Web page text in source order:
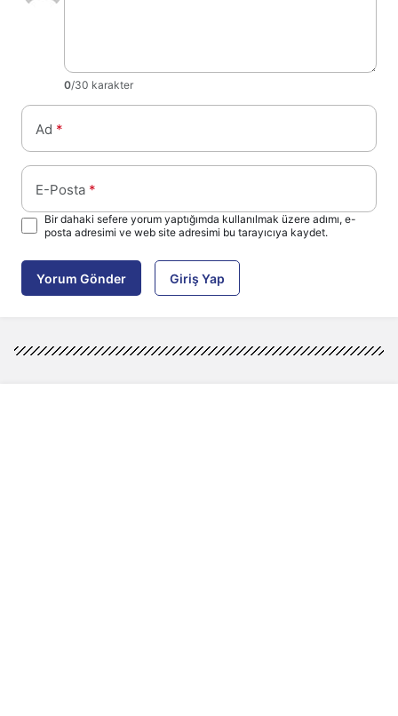
0/30 karakter
Ad *
E-Posta *
Bir dahaki sefere yorum yaptığımda kullanılmak üzere adımı, e-
posta adresimi ve web site adresimi bu tarayıcıya kaydet.
Yorum Gönder Giriş Yap